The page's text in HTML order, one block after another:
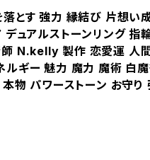
とす 強力 縁結び 片想い
デュアルストーンリング 指
師 N.kelly 製作 恋愛運 人
ルギー 魅力 魔力 魔術 白
物 パワーストーン お守り